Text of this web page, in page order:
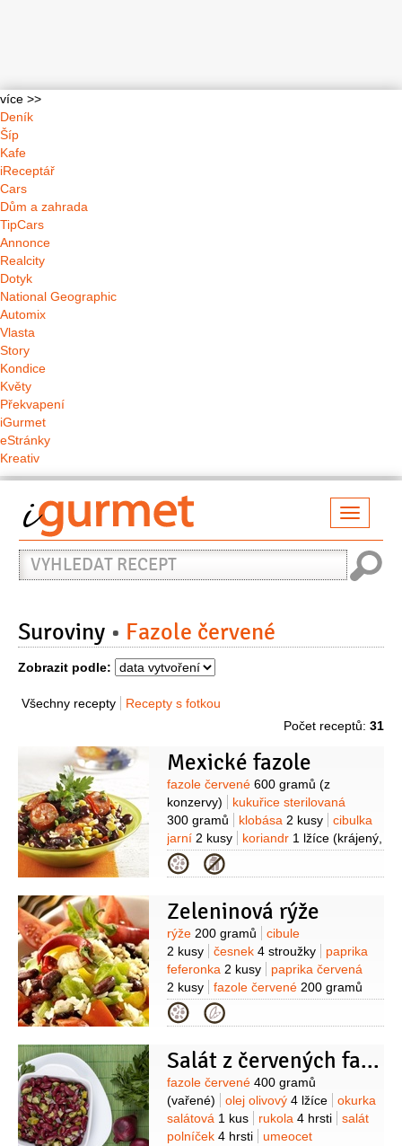
více >>
Deník
Šíp
Kafe
iReceptář
Cars
Dům a zahrada
TipCars
Annonce
Realcity
Dotyk
National Geographic
Automix
Vlasta
Story
Kondice
Květy
Překvapení
iGurmet
eStránky
Kreativ
Vyhledat
recept
Suroviny Fazole červené
Zobrazit podle:
Všechny recepty
Recepty s fotkou
Počet receptů: 31
Mexické fazole
Suroviny
fazole červené 600 gramů (z
konzervy)
kukuřice sterilovaná
300 gramů
klobása 2 kusy
cibulka
jarní 2 kusy koriandr 1 lžíce (krájený,
čerstvý)
paprička chilli červená
(malá)
česnek2 stroužky olej sůl
Kategorie
Zeleninová rýže
Suroviny
rýže 200 gramů
cibule
2 kusy
česnek 4 stroužky
paprika
feferonka 2 kusy
paprika červená
2 kusy
fazole červené 200 gramů
(konzerva )
2 lžíce
sůl
Kategorie
Salát z červených fazolí s okurkou zastudena
Suroviny
fazole červené 400 gramů
(vařené)
olej olivový 4 lžíce
okurka
salátová 1 kus rukola 4 hrsti
salát
polníček 4 hrsti
umeocet